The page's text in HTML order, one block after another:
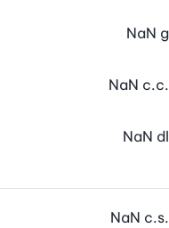
NaN g
NaN c.c.
NaN dl
NaN c.s.